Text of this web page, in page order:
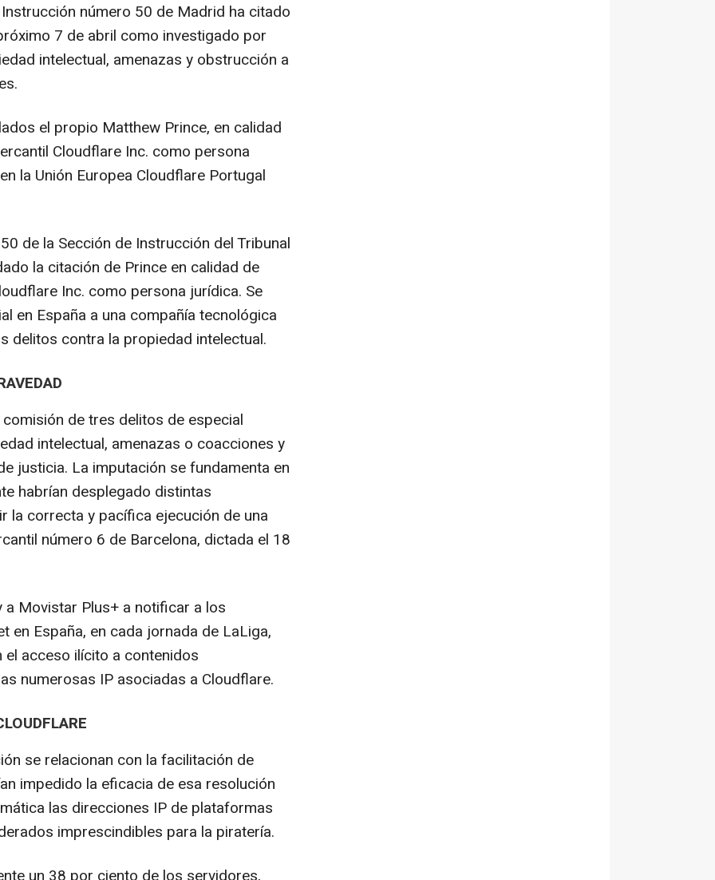
número 50 de Madrid ha citado
7 de abril como investigado por
intelectual, amenazas y obstrucción a
el propio Matthew Prince, en calidad
Cloudflare Inc. como persona
la Unión Europea Cloudflare Portugal
de la Sección de Instrucción del Tribunal
la citación de Prince en calidad de
Inc. como persona jurídica. Se
en España a una compañía tecnológica
delitos contra la propiedad intelectual.
de tres delitos de especial
intelectual, amenazas o coacciones y
justicia. La imputación se fundamenta en
habrían desplegado distintas
la correcta y pacífica ejecución de una
número 6 de Barcelona, dictada el 18
Movistar Plus+ a notificar a los
en España, en cada jornada de LaLiga,
acceso ilícito a contenidos
numerosas IP asociadas a Cloudflare.
se relacionan con la facilitación de
impedido la eficacia de esa resolución
las direcciones IP de plataformas
imprescindibles para la piratería.